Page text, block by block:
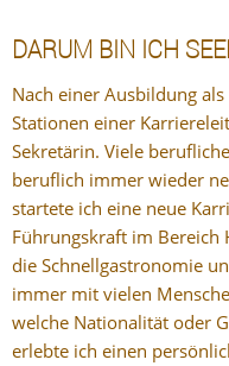
DARUM BIN ICH
Nach einer Ausbildung
Stationen einer
Sekretärin. Viele
beruflich immer wieder
startete ich eine neue
Führungskraft im Bereich
die Schnellgastronomie
immer mit vielen
welche Nationalität oder
erlebte ich einen